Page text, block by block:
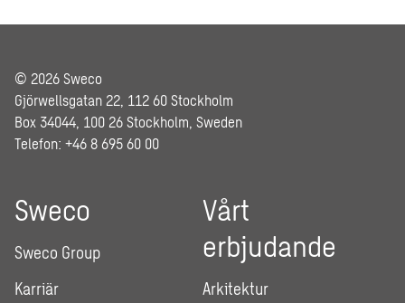
© 2026 Sweco
Gjörwellsgatan 22, 112 60 Stockholm
Box 34044, 100 26 Stockholm, Sweden
Telefon: +46 8 695 60 00
Sweco
Sweco Group
Karriär
Vårt
erbjudande
Arkitektur